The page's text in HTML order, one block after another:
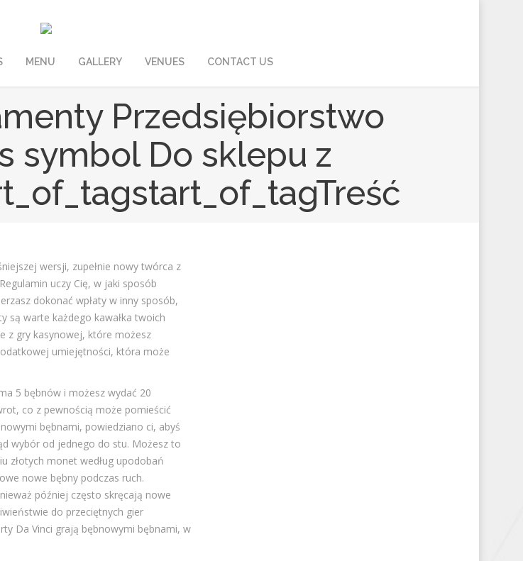
MENU GALLERY VENUES CONTACT US
Przedsiębiorstwo
symbol Do sklepu z
wersji, zupełnie nowy twórca z
uczy Cię, w jaki sposób
dokonać wpłaty w inny sposób,
są warte każdego kawałka twoich
z gry kasynowej, które możesz
umiejętności, która może
5 bębnów i możesz wydać 20
co z pewnością może pomieścić
bębnami, powiedziano ci, abyś
wybór od jednego do stu. Możesz to
złotych monet według upodobań
nowe bębny podczas ruch.
później często skręcają nowe
do przeciętnych gier
Da Vinci grają bębnowymi bębnami, w